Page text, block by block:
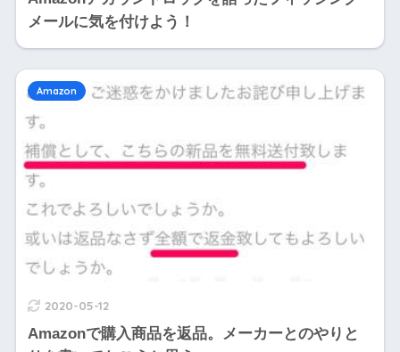
メールに気を付けよう！
2020-05-12
Amazonで購入商品を返品。メーカーとのやりと
Amazon